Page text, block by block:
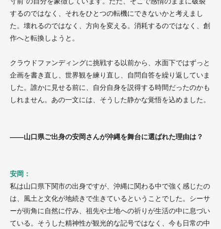
するのではなく、それをひとつの転機にできないかと考えまし
た。壊れるのではなく、方向を変える。消耗するのではなく、創
作へと転換しようと。
クラウドファンディングに挑戦する以前から、水面下ではずっと
企画を書き直し、世界観を練り直し、自問自答を繰り返していま
した。誰かに見せる前に、自分自身を説得する時間だったのかも
しれません。あの一文には、そうした静かな覚悟を込めました。
——山口県ご出身の安岡さんが沖縄を舞台に選ばれた理由は？
安岡：
私は山口県下関市の出身ですが、沖縄に関わる中で強く感じたの
は、風土と文化が地続きで生きているということでした。シーサ
ーが街角に自然に佇み、祖先や土地への祈りが生活の中に息づい
ている。そうした精神性が観光的な記号ではなく、今も日常の中